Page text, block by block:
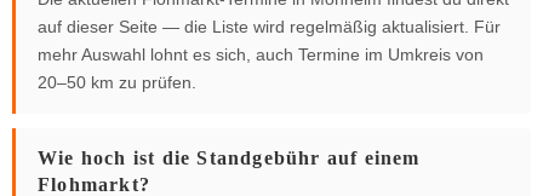
auf dieser Seite — die Liste wird regelmäßig aktualisiert. Für
mehr Auswahl lohnt es sich, auch Termine im Umkreis von
20–50 km zu prüfen.
Wie hoch ist die Standgebühr auf einem
Flohmarkt?